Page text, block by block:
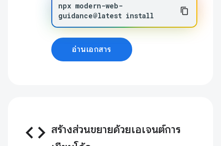
npx modern-web-
guidance@latest install
อ่านเอกสาร
code สร้างส่วนขยายด้วยเอเจนต์การ